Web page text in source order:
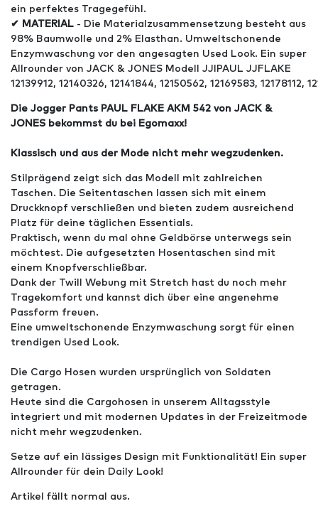
ein perfektes Tragegefühl.
✔ MATERIAL - Die Materialzusammensetzung besteht aus
98% Baumwolle und 2% Elasthan. Umweltschonende
Enzymwaschung vor den angesagten Used Look. Ein super
Allrounder von JACK & JONES Modell JJIPAUL JJFLAKE
12139912, 12140326, 12141844, 12150562, 12169583, 12178112,
Die Jogger Pants PAUL FLAKE AKM 542 von JACK &
JONES bekommst du bei Egomaxx!
Klassisch und aus der Mode nicht mehr wegzudenken.
Stilprägend zeigt sich das Modell mit zahlreichen
Taschen. Die Seitentaschen lassen sich mit einem
Druckknopf verschließen und bieten zudem ausreichend
Platz für deine täglichen Essentials.
Praktisch, wenn du mal ohne Geldbörse unterwegs sein
möchtest. Die aufgesetzten Hosentaschen sind mit
einem Knopfverschließbar.
Dank der Twill Webung mit Stretch hast du noch mehr
Tragekomfort und kannst dich über eine angenehme
Passform freuen.
Eine umweltschonende Enzymwaschung sorgt für einen
trendigen Used Look.
Die Cargo Hosen wurden ursprünglich von Soldaten
getragen.
Heute sind die Cargohosen in unserem Alltagsstyle
integriert und mit modernen Updates in der Freizeitmode
nicht mehr wegzudenken.
Setze auf ein lässiges Design mit Funktionalität! Ein super
Allrounder für dein Daily Look!
Artikel fällt normal aus.